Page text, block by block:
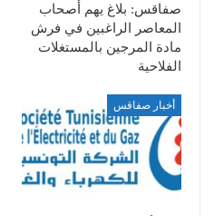
صفاقس: بلاغ يهم أصحاب
المعاصر الراغبين في فرش
مادة المرجين بالمستغلات
الفلاحية
أخبار صفاقس